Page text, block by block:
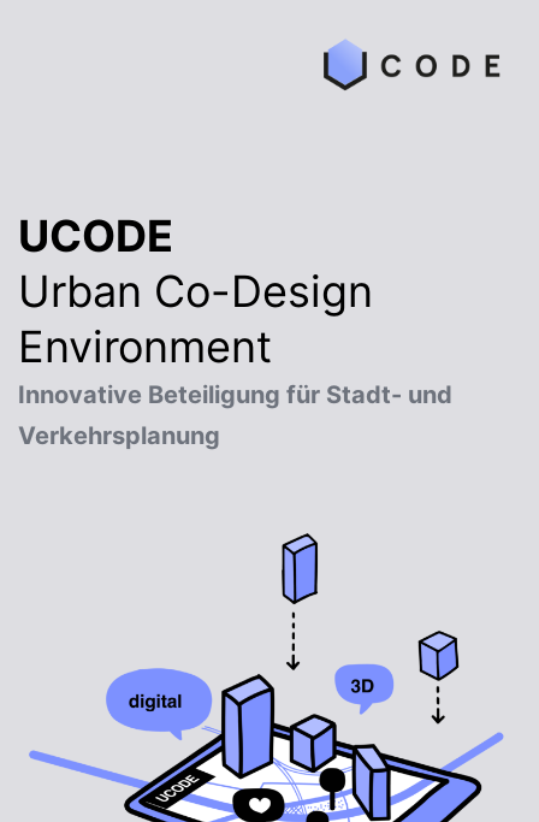
UCODE
Urban Co-Design
Environment
Innovative Beteiligung für Stadt- und
Verkehrsplanung